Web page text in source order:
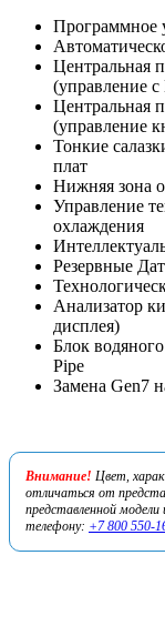
Программное
Центральная
(управление
Центральная
(управление
Тонкие
плат
Нижняя зона
Управление
охлаждения
Резервные
Анализатор
дисплея)
Блок
Pipe
Замена Gen7
Внимание! Цвет,
отличаться от
представленной
телефону: +7 800 550-